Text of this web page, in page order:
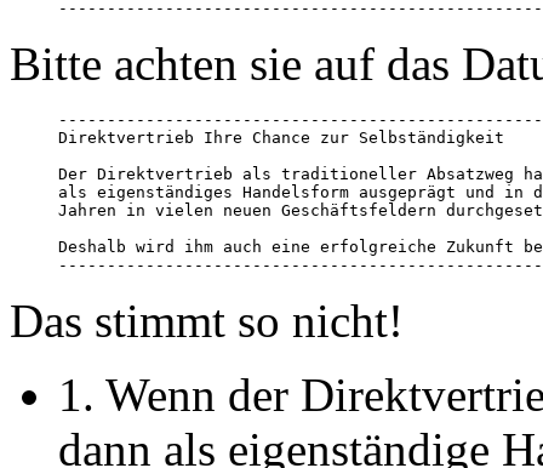
Bitte achten sie auf das
Direktvertrieb Ihre Chance zur Selbständigkeit
Der Direktvertrieb als traditioneller Absatzweg
als eigenständiges Handelsform ausgeprägt und
Jahren in vielen neuen Geschäftsfeldern
Deshalb wird ihm auch eine erfolgreiche Zukunft
Das stimmt so nicht!
1. Wenn der
dann als eigenständige